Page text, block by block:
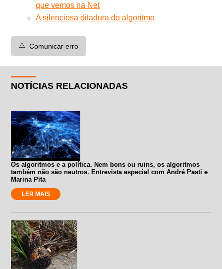
que vemos na Net
A silenciosa ditadura do algoritmo
⚠️ Comunicar erro
NOTÍCIAS RELACIONADAS
Os algoritmos e a política. Nem bons ou ruins, os algoritmos
também não são neutros. Entrevista especial com André Pasti e
Marina Pita
LER MAIS